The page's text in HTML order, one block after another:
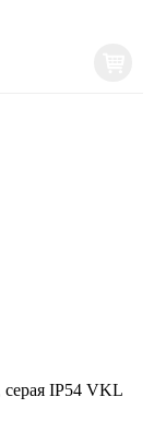
серая IP54 VKL